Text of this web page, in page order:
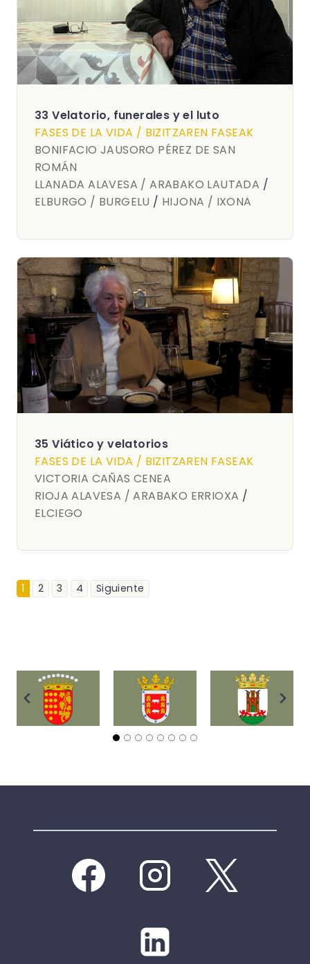
33 Velatorio, funerales y el luto
FASES DE LA VIDA / BIZITZAREN FASEAK
BONIFACIO JAUSORO PÉREZ DE SAN
ROMÁN
LLANADA ALAVESA / ARABAKO LAUTADA /
ELBURGO / BURGELU / HIJONA / IXONA
35 Viático y velatorios
FASES DE LA VIDA / BIZITZAREN FASEAK
VICTORIA CAÑAS CENEA
RIOJA ALAVESA / ARABAKO ERRIOXA /
ELCIEGO
1 2 3 4 Siguiente